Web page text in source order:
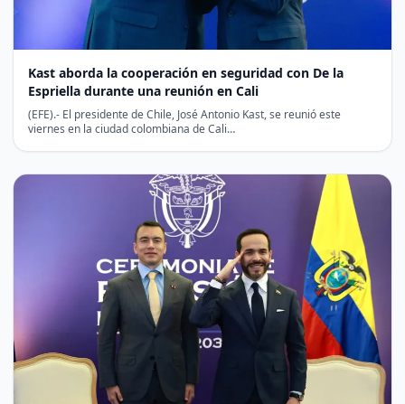
Kast aborda la cooperación en seguridad con De la
Espriella durante una reunión en Cali
(EFE).- El presidente de Chile, José Antonio Kast, se reunió este
viernes en la ciudad colombiana de Cali…